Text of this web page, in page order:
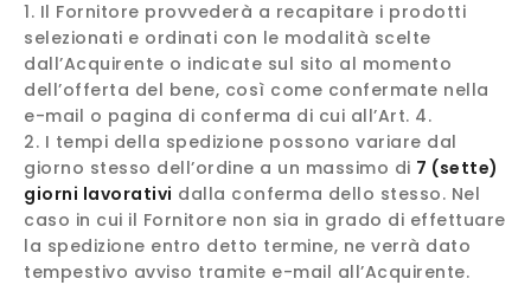
Il Fornitore provvederà a recapitare i prodotti
selezionati e ordinati con le modalità scelte
dall’Acquirente o indicate sul sito al momento
dell’offerta del bene, così come confermate nella
e-mail o pagina di conferma di cui all’Art. 4.
I tempi della spedizione possono variare dal
giorno stesso dell’ordine a un massimo di 7 (sette)
giorni lavorativi dalla conferma dello stesso. Nel
caso in cui il Fornitore non sia in grado di effettuare
la spedizione entro detto termine, ne verrà dato
tempestivo avviso tramite e-mail all’Acquirente.